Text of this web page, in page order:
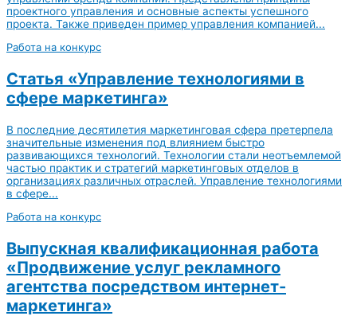
проектного управления и основные аспекты успешного
проекта. Также приведен пример управления компанией...
Работа на конкурс
Статья «Управление технологиями в
сфере маркетинга»
В последние десятилетия маркетинговая сфера претерпела
значительные изменения под влиянием быстро
развивающихся технологий. Технологии стали неотъемлемой
частью практик и стратегий маркетинговых отделов в
организациях различных отраслей. Управление технологиями
в сфере...
Работа на конкурс
Выпускная квалификационная работа
«Продвижение услуг рекламного
агентства посредством интернет-
маркетинга»